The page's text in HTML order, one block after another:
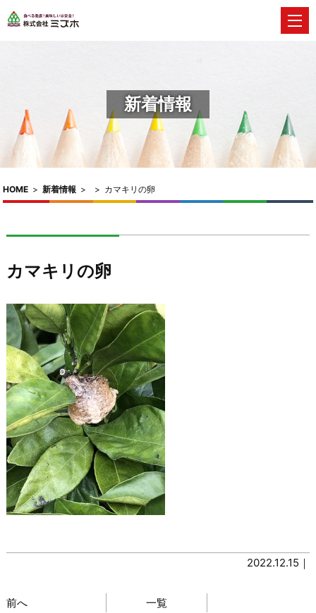
新着情報
HOME > 新着情報 > > カマキリの卵
カマキリの卵
2022.12.15｜
前へ 一覧